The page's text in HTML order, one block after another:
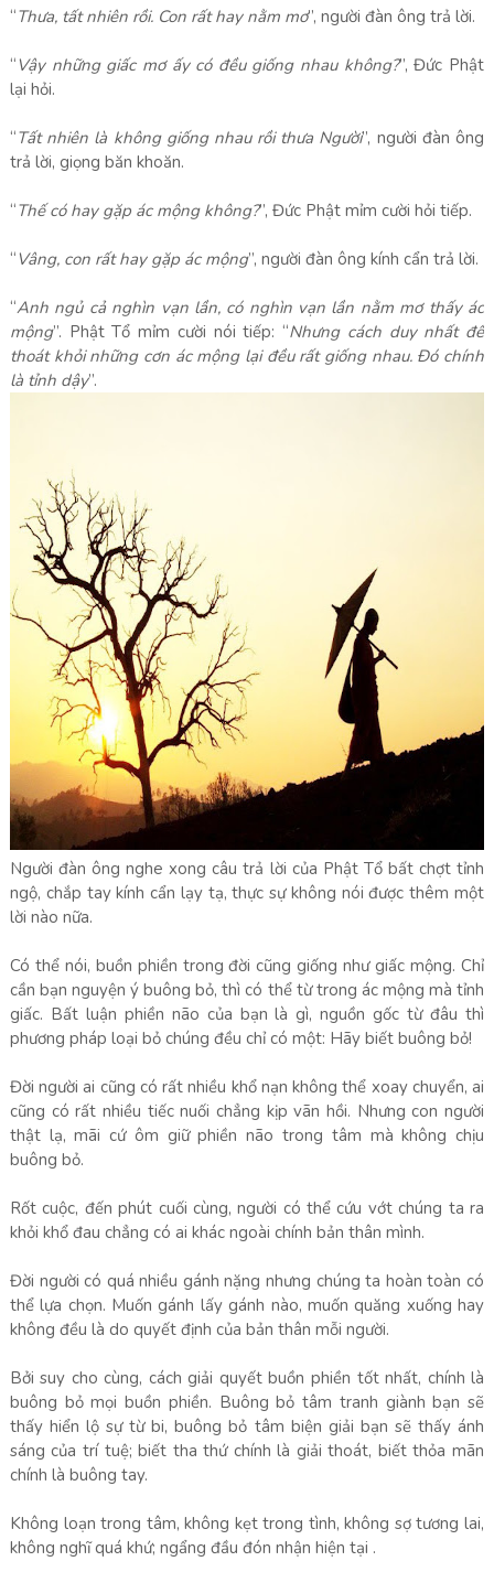
“Thưa, tất nhiên rồi. Con rất hay nằm mơ”, người đàn ông trả lời.
“Vậy những giấc mơ ấy có đều giống nhau không?”, Đức Phật
lại hỏi.
“Tất nhiên là không giống nhau rồi thưa Người”, người đàn ông
trả lời, giọng băn khoăn.
“Thế có hay gặp ác mộng không?”, Đức Phật mỉm cười hỏi tiếp.
“Vâng, con rất hay gặp ác mộng”, người đàn ông kính cẩn trả lời.
“Anh ngủ cả nghìn vạn lần, có nghìn vạn lần nằm mơ thấy ác
mộng”. Phật Tổ mỉm cười nói tiếp: “Nhưng cách duy nhất để
thoát khỏi những cơn ác mộng lại đều rất giống nhau. Đó chính
là tỉnh dậy”.
Người đàn ông nghe xong câu trả lời của Phật Tổ bất chợt tỉnh
ngộ, chắp tay kính cẩn lạy tạ, thực sự không nói được thêm một
lời nào nữa.
Có thể nói, buồn phiền trong đời cũng giống như giấc mộng. Chỉ
cần bạn nguyện ý buông bỏ, thì có thể từ trong ác mộng mà tỉnh
giấc. Bất luận phiền não của bạn là gì, nguồn gốc từ đâu thì
phương pháp loại bỏ chúng đều chỉ có một: Hãy biết buông bỏ!
Đời người ai cũng có rất nhiều khổ nạn không thể xoay chuyển, ai
cũng có rất nhiều tiếc nuối chẳng kịp vãn hồi. Nhưng con người
thật lạ, mãi cứ ôm giữ phiền não trong tâm mà không chịu
buông bỏ.
Rốt cuộc, đến phút cuối cùng, người có thể cứu vớt chúng ta ra
khỏi khổ đau chẳng có ai khác ngoài chính bản thân mình.
Đời người có quá nhiều gánh nặng nhưng chúng ta hoàn toàn có
thể lựa chọn. Muốn gánh lấy gánh nào, muốn quăng xuống hay
không đều là do quyết định của bản thân mỗi người.
Bởi suy cho cùng, cách giải quyết buồn phiền tốt nhất, chính là
buông bỏ mọi buồn phiền. Buông bỏ tâm tranh giành bạn sẽ
thấy hiển lộ sự từ bi, buông bỏ tâm biện giải bạn sẽ thấy ánh
sáng của trí tuệ; biết tha thứ chính là giải thoát, biết thỏa mãn
chính là buông tay.
Không loạn trong tâm, không kẹt trong tình, không sợ tương lai,
không nghĩ quá khứ; ngẩng đầu đón nhận hiện tại .